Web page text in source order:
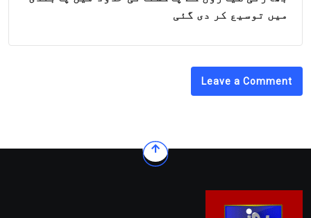
میں توسیع کر دی گئی
Leave a Comment